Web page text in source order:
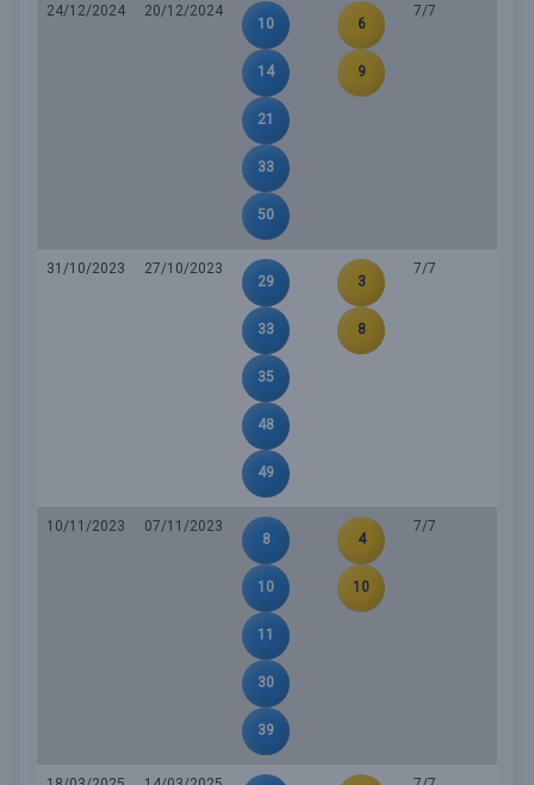
24/12/2024
20/12/2024
10
14
21
33
50
6
9
7/7
31/10/2023
27/10/2023
29
33
35
48
49
3
8
7/7
10/11/2023
07/11/2023
8
10
11
30
39
4
10
7/7